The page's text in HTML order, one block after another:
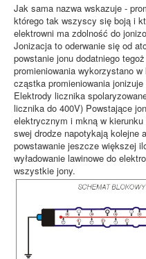
Jak sama nazwa wskazuje -
którego tak wszyscy się boją i
elektrowni ma zdolność do
Jonizacja to oderwanie się od
powstanie jonu dodatniego
promieniowania wykorzystano
cząstka promieniowania
Elektrody licznika
licznika do 400V) Powstające
elektrycznym i mkną w
swej drodze napotykają kolejne
powstawanie jeszcze większej
wyładowanie lawinowe do
wszystkie jony.